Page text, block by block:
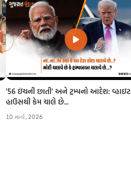
'56 ઇંચની છાતી' અને ટ્રમ્પનો આદેશ: વ્હાઇટ
હાઉસથી કેમ ચાલે છે...
10 માર્ચ, 2026